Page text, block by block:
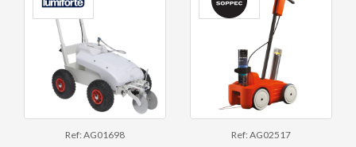
Ref: AG01698 Ref: AG02517